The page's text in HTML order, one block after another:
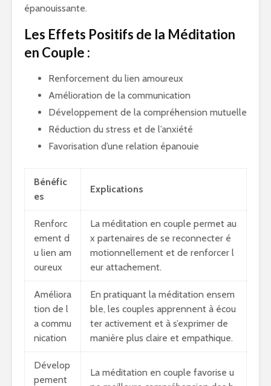
épanouissante.
Les Effets Positifs de la Méditation
en Couple :
Renforcement du lien amoureux
Amélioration de la communication
Développement de la compréhension mutuelle
Réduction du stress et de l’anxiété
Favorisation d’une relation épanouie
Bénéfic
es
Explications
Renforc
ement d
u lien am
oureux
La méditation en couple permet au
x partenaires de se reconnecter é
motionnellement et de renforcer l
eur attachement.
Améliora
tion de l
a commu
nication
En pratiquant la méditation ensem
ble, les couples apprennent à écou
ter activement et à s’exprimer de
manière plus claire et empathique.
Dévelop
pement
La méditation en couple favorise u